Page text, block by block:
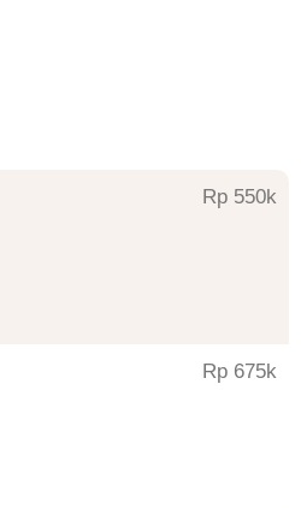
Rp 550
Rp 675